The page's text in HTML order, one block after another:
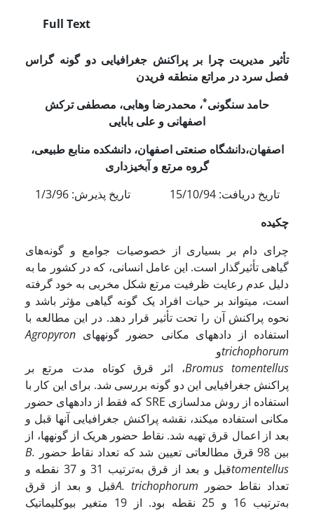
Full Text
تأثیر مدیریت چرا بر پراکنش جغرافیایی دو گونه گراس
فصل سرد در مراتع منطقه فریدن
حامد سنگونی*، محمدرضا وهابی، مصطفی ترکش
اصفهانی و علی بابایی
اصفهان،دانشگاه صنعتی اصفهان، دانشکده منابع طبیعی،
گروه مرتع و آبخیزداری
تاریخ دریافت: 15/10/94 تاریخ پذیرش: 1/3/96
چکیده
چرای دام بر بسیاری از خصوصیات جوامع و گونه‌های
گیاهی تأثیرگذار است. این عامل انسانی، که در کشور ما به
دلیل عدم رعایت ظرفیت مرتع شکل مخربی به خود گرفته
است، می­تواند بر حیات افراد یک گونه گیاهی مؤثر باشد و
نحوه پراکنش آن را تحت تأثیر قرار دهد. در این مطالعه با
استفاده از داده­های مکانی حضور گونه­های Agropyron
trichophorumو
Bromus tomentellus، اثر قرق کوتاه مدت مرتع بر
پراکنش جغرافیایی این دو گونه بررسی شد. برای این کار با
استفاده از روش مدل­سازی SRE که فقط از داده­های حضور
مکانی استفاده می­کند، نقشه پراکنش جغرافیایی آنها قبل و
بعد از اعمال قرق تهیه شد. نقاط حضور هریک از گونه­ها، از
بین 98 قرق مطالعاتی تعیین شد که تعداد نقاط حضور
B.
tomentellus
قبل و بعد از قرق ‌به‌ترتیب 31 و 37 نقطه و
تعداد نقاط حضور A. trichophorumقبل و بعد از قرق
به‌ترتیب 16 و 25 نقطه بود. از 19 متغیر بیوکلیماتیک